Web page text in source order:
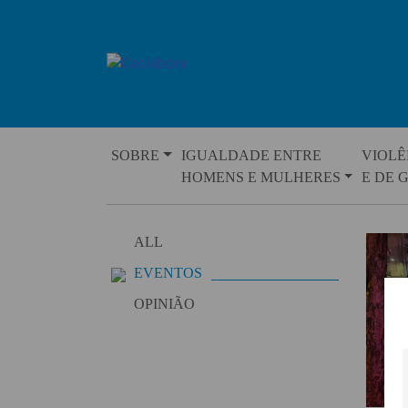
SOBRE
IGUALDADE ENTRE
HOMENS E MULHERES
E DE
ALL
EVENTOS
OPINIÃO